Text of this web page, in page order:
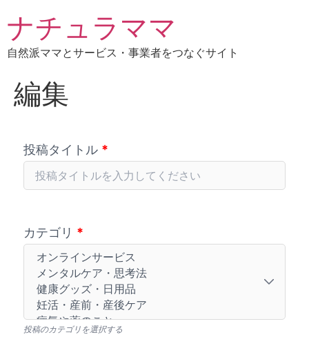
ナチュラママ
自然派ママとサービス・事業者をつなぐサイト
編集
投稿タイトル *
カテゴリ *
投稿のカテゴリを選択する